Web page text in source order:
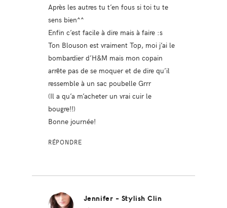
Après les autres tu t’en fous si toi tu te
sens bien^^
Enfin c’est facile à dire mais à faire :s
Ton Blouson est vraiment Top, moi j’ai le
bombardier d’H&M mais mon copain
arrête pas de se moquer et de dire qu’il
ressemble à un sac poubelle Grrr
(Il a qu’a m’acheter un vrai cuir le
bougre!!)
Bonne journée!
RÉPONDRE
Jennifer - Stylish Clin